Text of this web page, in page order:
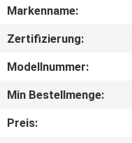
ÜBER
UNS
Markenname:
Zertifizierung:
Modellnummer:
Min Bestellmenge:
Preis: